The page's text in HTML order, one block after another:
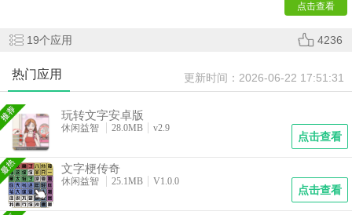
点击查看
19个应用 4236
热门应用 更新时间： 2026-06-22 17:51:31
玩转文字安卓版
休闲益智 28.0MB v2.9
点击查看
文字梗传奇
休闲益智 25.1MB V1.0.0
点击查看